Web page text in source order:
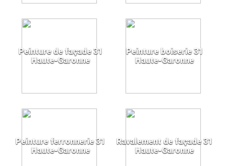
Peinture de façade 31
Haute-Garonne
Peinture boiserie 31
Haute-Garonne
Peinture ferronnerie 31
Haute-Garonne
Ravalement de façade 31
Haute-Garonne